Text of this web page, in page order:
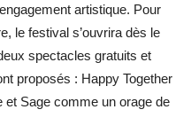
artistique. Pour
le festival s’ouvrira dès le
spectacles gratuits et
proposés : Happy Together
et Sage comme un orage de